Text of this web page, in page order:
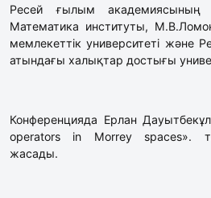
Ресей ғылым академиясының
Математика институты,
мемлекеттік университеті және
атындағы халықтар достығы
Конференцияда Ерлан
operators in Morrey spaces».
жасады.